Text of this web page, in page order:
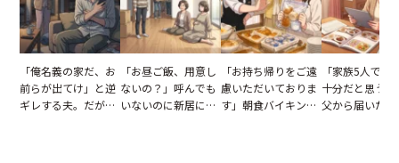
「俺名義の家だ、お
前らが出てけ」と逆
ギレする夫。だが、
「お昼ご飯、用意し
ないの？」呼んでも
いないのに新居にあ
「お持ち帰りをご遠
慮いただいておりま
す」朝食バイキング
「家族5人で3
十分だと思う
父から届いたご